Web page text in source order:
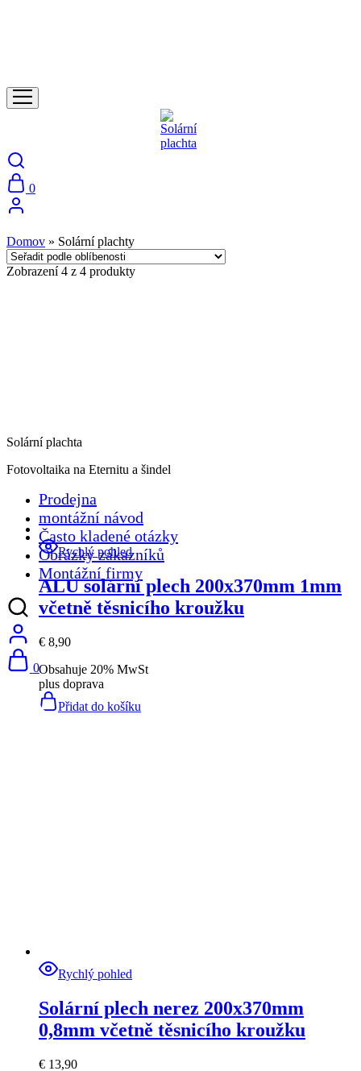
Solární plachta
Fotovoltaika na Eternitu a šindel
Prodejna
montážní návod
Často kladené otázky
Obrázky zákazníků
Montážní firmy
0
0
Domov » Solární plachty
Zobrazení4 z 4 produkty
Rychlý pohled
ALU solární plech 200x370mm 1mm
včetně těsnicího kroužku
€ 8,90
Obsahuje 20% MwSt
plus doprava
Přidat do košíku
Rychlý pohled
Solární plech nerez 200x370mm
0,8mm včetně těsnicího kroužku
€ 13,90